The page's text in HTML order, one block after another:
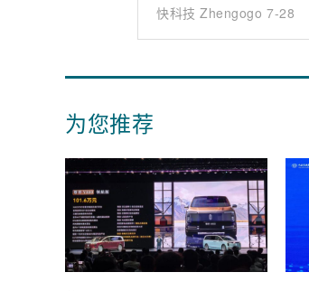
快科技 Zhengogo 7-28
为您推荐